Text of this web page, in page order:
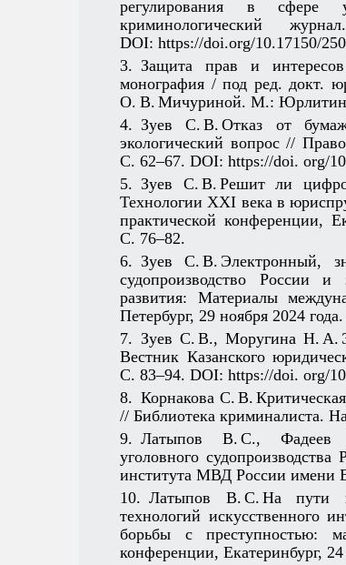
регулирования в сфере
DOI: https://doi.org/10.17150/
3. Защита прав и интересов
монография / под ред. докт.
О. В. Мичуриной. М.:
4. Зуев С. В. Отказ от
экологический вопрос //
С. 62–67. DOI: https://doi. org/
5. Зуев С. В. Решит ли
Технологии XXI века в
практической конференции,
С. 76–82.
6. Зуев С. В. Электронный,
судопроизводство России
развития: Материалы
Петербург, 29 ноября 2024
7. Зуев С. В., Моругина Н. А.
Вестник Казанского
С. 83–94. DOI: https://doi. org/
8. Корнакова С. В.
// Библиотека криминалиста.
9. Латыпов В. С., Фадеев
уголовного
института МВД России имени
10. Латыпов В. С. На пути
технологий искусственного
борьбы с преступностью:
конференции, Екатеринбург,